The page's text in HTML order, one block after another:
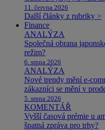
11. června 2026
Další články z rubriky >
Finance
ANALÝZA
Společná obrana
režim?
6. srpna 2026
ANALÝZA
Nové trendy mění e-
zákazníci se mění v
5. srpna 2026
KOMENTÁŘ
Vyšší časová prémie u
špatná zpráva pro trhy?